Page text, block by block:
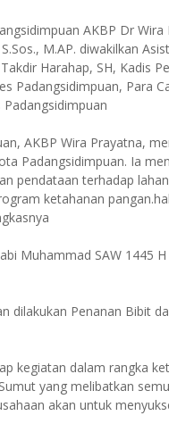
AKBP Dr Wira
M.AP. diwakilkan
Harahap, SH, Kadis
Padangsidimpuan, Para
AKBP Wira Prayatna,
Padangsidimpuan. Ia
pendataan terhadap
ketahanan
Muhammad SAW 1445
dilakukan Penanan Bibit
kegiatan dalam rangka
yang melibatkan
akan untuk